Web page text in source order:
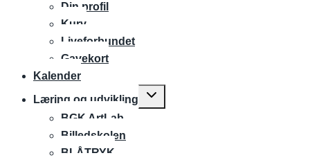
menu
Din profil
Kurv
Liveforbundet
Gavekort
Kalender
Læring og udvikling
Expand
child
BGK ArtLab
Billedskolen
BLÅTRYK